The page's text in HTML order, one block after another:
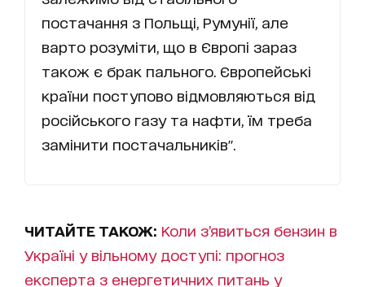
постачання з Польщі, Румунії, але
варто розуміти, що в Європі зараз
також є брак пального. Європейські
країни поступово відмовляються від
російського газу та нафти, їм треба
замінити постачальників".
ЧИТАЙТЕ ТАКОЖ: Коли з’явиться бензин в
Україні у вільному доступі: прогноз
експерта з енергетичних питань у